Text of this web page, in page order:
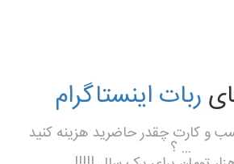
ربات اینستاگرام
۳۰۰٪ کسب و کارت چقدر حاضرید هزینه کنید
... ؟